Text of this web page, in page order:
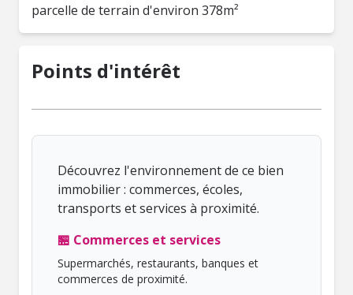
parcelle de terrain d'environ 378m²
Points d'intérêt
Découvrez l'environnement de ce bien
immobilier : commerces, écoles,
transports et services à proximité.
🏪 Commerces et services
Supermarchés, restaurants, banques et
commerces de proximité.